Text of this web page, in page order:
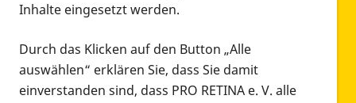
Inhalte eingesetzt werden.
Durch das Klicken auf den Button „Alle
auswählen“ erklären Sie, dass Sie damit
einverstanden sind, dass PRO RETINA e. V. alle